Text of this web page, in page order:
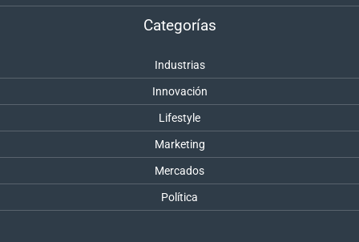
Categorías
Industrias
Innovación
Lifestyle
Marketing
Mercados
Política